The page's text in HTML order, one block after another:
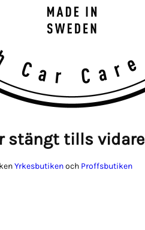
stängt tills vidare
Yrkesbutikenoch Proffsbutiken